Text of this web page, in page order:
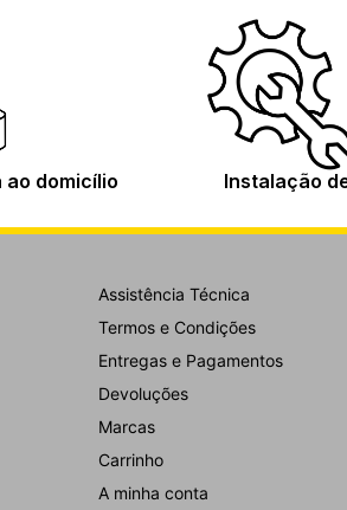
ao domicílio Instalação
Assistência Técnica
Termos e Condições
Entregas e Pagamentos
Devoluções
Marcas
Carrinho
A minha conta